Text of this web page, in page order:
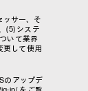
ッサー、そ
(5) システ
いて業界
更して使用
のアップデ